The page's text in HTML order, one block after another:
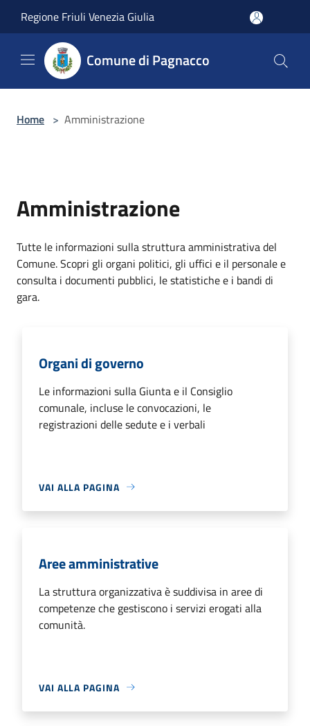
Regione Friuli Venezia Giulia
Comune di Pagnacco
Home > Amministrazione
Amministrazione
Tutte le informazioni sulla struttura amministrativa del
Comune. Scopri gli organi politici, gli uffici e il personale e
consulta i documenti pubblici, le statistiche e i bandi di
gara.
Organi di governo
Le informazioni sulla Giunta e il Consiglio
comunale, incluse le convocazioni, le
registrazioni delle sedute e i verbali
VAI ALLA PAGINA
Aree amministrative
La struttura organizzativa è suddivisa in aree di
competenze che gestiscono i servizi erogati alla
comunità.
VAI ALLA PAGINA